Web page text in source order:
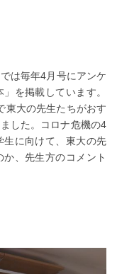
は毎年4月号にアンケ
を掲載しています。
東大の先生たちがおす
した。コロナ危機の4
生に向けて、東大の先
、先生方のコメント